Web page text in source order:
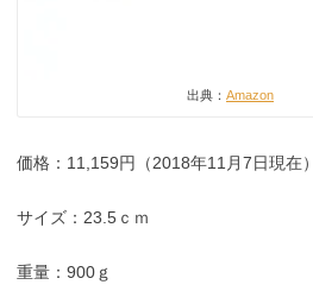
出典： Amazon
価格：11,159円（2018年11月7日現在）
サイズ：23.5ｃｍ
重量：900ｇ